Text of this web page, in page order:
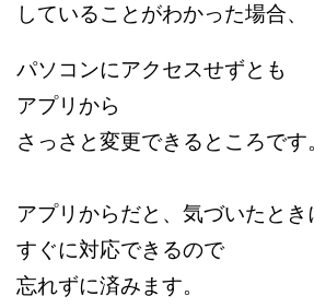
していることがわかった場合、
パソコンにアクセスせずとも
アプリから
さっさと変更できるところです
アプリからだと、気づいたとき
すぐに対応できるので
忘れずに済みます。